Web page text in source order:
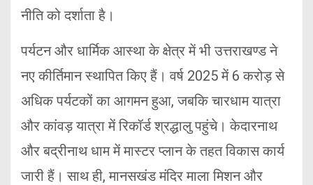
नीति को दर्शाता है।
पर्यटन और धार्मिक आस्था के क्षेत्र में भी उत्तराखण्ड ने
नए कीर्तिमान स्थापित किए हैं। वर्ष 2025 में 6 करोड़ से
अधिक पर्यटकों का आगमन हुआ, जबकि चारधाम यात्रा
और कांवड़ यात्रा में रिकॉर्ड श्रद्धालु पहुंचे। केदारनाथ
और बद्रीनाथ धाम में मास्टर प्लान के तहत विकास कार्य
जारी हैं। साथ ही, मानसखंड मंदिर माला मिशन और